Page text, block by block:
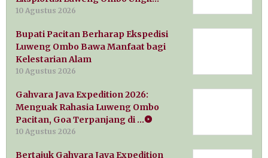
10 Agustus 2026
Bupati Pacitan Berharap Ekspedisi
Luweng Ombo Bawa Manfaat bagi
Kelestarian Alam
10 Agustus 2026
Gahvara Java Expedition 2026:
Menguak Rahasia Luweng Ombo
Pacitan, Goa Terpanjang di …
10 Agustus 2026
Bertajuk Gahvara Java Expedition